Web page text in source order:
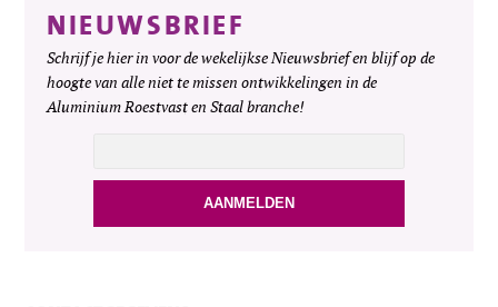
NIEUWSBRIEF
Schrijf je hier in voor de wekelijkse Nieuwsbrief en blijf op de
hoogte van alle niet te missen ontwikkelingen in de
Aluminium Roestvast en Staal branche!